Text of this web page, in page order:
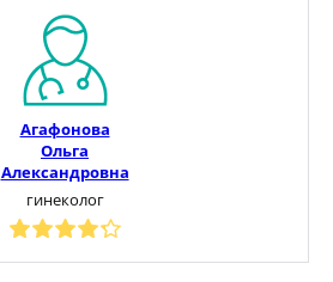
Агафонова
Ольга
Александровна
гинеколог